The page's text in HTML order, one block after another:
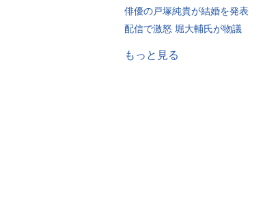
俳優の戸塚純貴が結婚を発表
配信で激怒 堀大輔氏が物議
もっと見る